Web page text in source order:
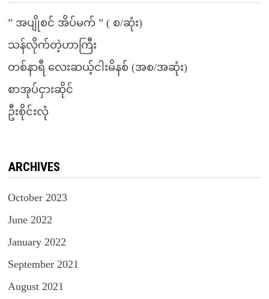
” အပျိုစင် အိပ်မက် ” ( စ/ဆုံး)
သန်လိုက်တဲ့ဟာကြီး
တစ်နာရီ လေးဆယ့်ငါးမိနစ် (အစ/အဆုံး)
စာအုပ်ငှားဆိုင်
ဦးစိုင်းလုံ
ARCHIVES
October 2023
June 2022
January 2022
September 2021
August 2021